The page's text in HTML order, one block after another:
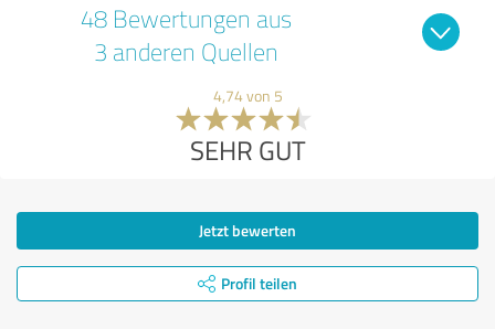
48 Bewertungen aus
3 anderen Quellen
4,74 von 5
SEHR GUT
Jetzt bewerten
Profil teilen